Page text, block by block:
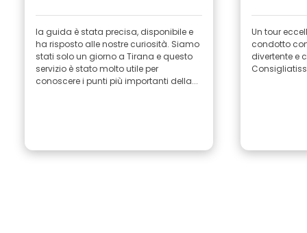
la guida è stata precisa, disponibile e
ha risposto alle nostre curiosità. Siamo
stati solo un giorno a Tirana e questo
servizio è stato molto utile per
conoscere i punti più importanti della...
Un tour
condotto
divertente e